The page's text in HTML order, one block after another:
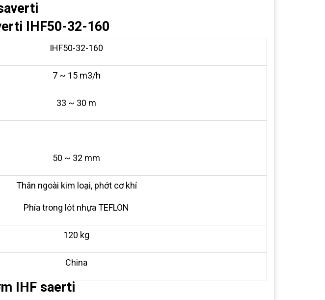
IHF50-32-160
IHF50-32-160
7 ~ 15 m3/h
33 ~ 30 m
50 ~ 32 mm
Thân ngoài kim loại, phớt cơ khí
Phía trong lót nhựa TEFLON
120 kg
China
IHF saerti